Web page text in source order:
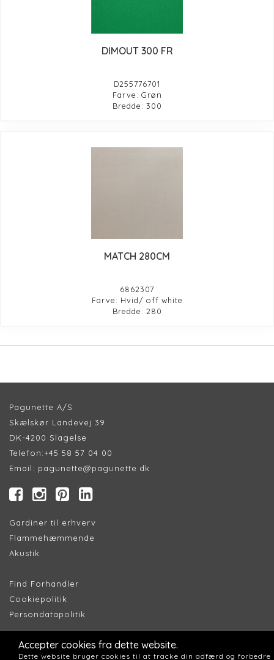
DIMOUT 300 FR
D255776701
Farve: Grøn
Bredde: 300
MATCH 280CM
6862307
Farve: Hvid/ off white
Bredde: 280
Pagunette A/S
Skælskør Landevej 39
DK-4200 Slagelse
Telefon:+45 58 57 04 00
Email: pagunette@pagunette.dk
Gardiner til erhverv
Flammehæmmende
Akustik
Find Forhandler
Cookiepolitik
Persondatapolitik
Accepter cookies fra dette website.
Dette website bruger cookies til at tracke din adfærd og forbedre